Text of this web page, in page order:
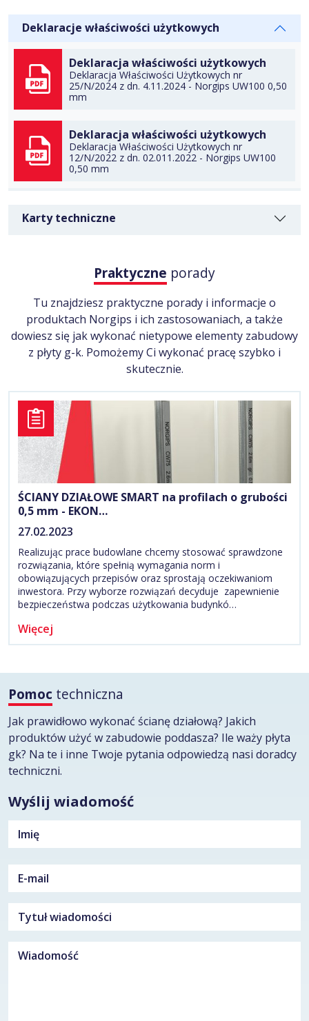
Deklaracje właściwości użytkowych
POBIERZ
DO TECZKI
Deklaracja właściwości użytkowych
Deklaracja Właściwości Użytkowych nr
25/N/2024 z dn. 4.11.2024 - Norgips UW100 0,50
mm
DO TECZKI
Deklaracja właściwości użytkowych
Deklaracja Właściwości Użytkowych nr
12/N/2022 z dn. 02.011.2022 - Norgips UW100
0,50 mm
Karty techniczne
Praktyczne porady
Tu znajdziesz praktyczne porady i informacje o
produktach Norgips i ich zastosowaniach, a także
dowiesz się jak wykonać nietypowe elementy zabudowy
z płyty g-k. Pomożemy Ci wykonać pracę szybko i
skutecznie.
ŚCIANY DZIAŁOWE SMART na profilach o grubości
0,5 mm - EKON…
27.02.2023
Realizując prace budowlane chcemy stosować sprawdzone
rozwiązania, które spełnią wymagania norm i
obowiązujących przepisów oraz sprostają oczekiwaniom
inwestora. Przy wyborze rozwiązań decyduje zapewnienie
bezpieczeństwa podczas użytkowania budynkó…
Więcej
Pomoc techniczna
Jak prawidłowo wykonać ścianę działową? Jakich
produktów użyć w zabudowie poddasza? Ile waży płyta
gk? Na te i inne Twoje pytania odpowiedzą nasi doradcy
techniczni.
Wyślij wiadomość